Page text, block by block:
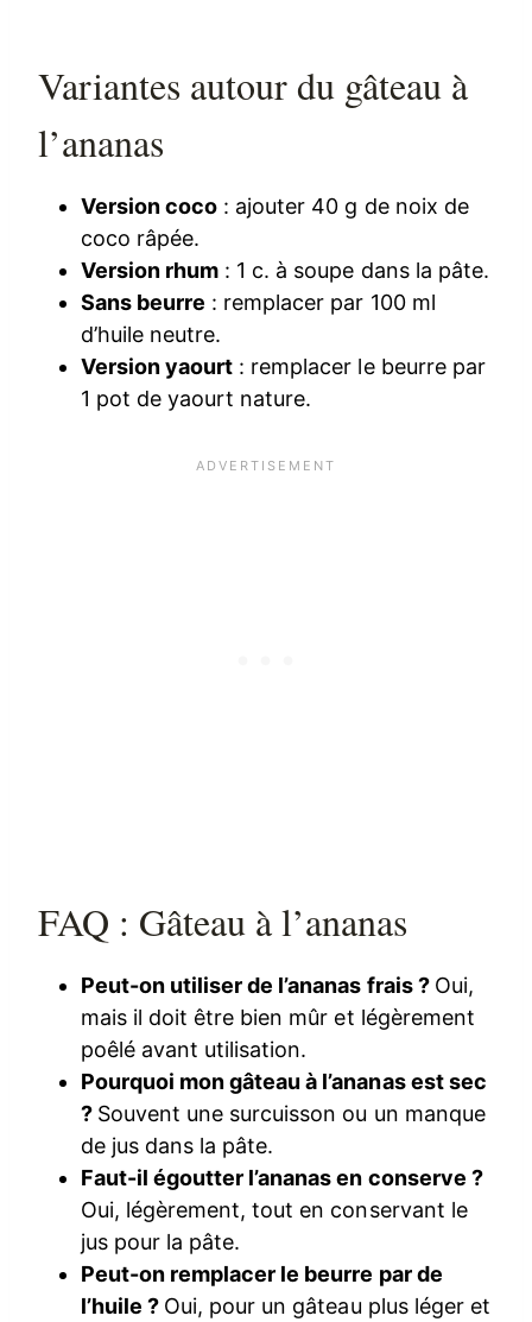
Variantes autour du gâteau à
l’ananas
Version coco : ajouter 40 g de noix de
coco râpée.
Version rhum : 1 c. à soupe dans la pâte.
Sans beurre : remplacer par 100 ml
d’huile neutre.
Version yaourt : remplacer le beurre par
1 pot de yaourt nature.
FAQ : Gâteau à l’ananas
Peut-on utiliser de l’ananas frais ? Oui,
mais il doit être bien mûr et légèrement
poêlé avant utilisation.
Pourquoi mon gâteau à l’ananas est sec
? Souvent une surcuisson ou un manque
de jus dans la pâte.
Faut-il égoutter l’ananas en conserve ?
Oui, légèrement, tout en conservant le
jus pour la pâte.
Peut-on remplacer le beurre par de
l’huile ? Oui, pour un gâteau plus léger et